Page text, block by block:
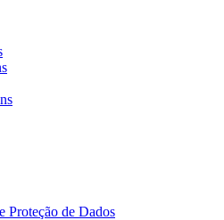
Proteção de Dados